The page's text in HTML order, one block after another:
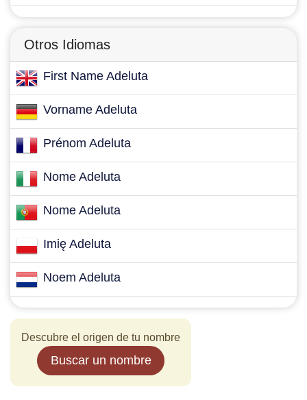
Otros Idiomas
First Name Adeluta
Vorname Adeluta
Prénom Adeluta
Nome Adeluta
Nome Adeluta
Imię Adeluta
Noem Adeluta
Descubre el origen de tu nombre
Buscar un nombre